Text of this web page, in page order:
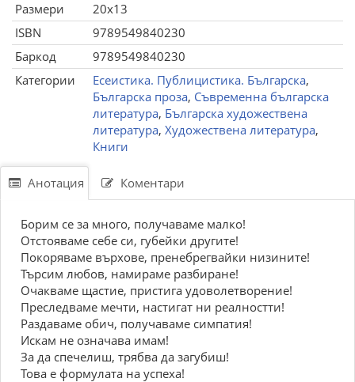
Размери
20x13
ISBN
9789549840230
Баркод
9789549840230
Категории
Есеистика. Публицистика. Българска,
Българска проза, Съвременна българска
литература, Българска художествена
литература, Художествена литература,
Книги
Анотация Коментари
Борим се за много, получаваме малко!
Отстояваме себе си, губейки другите!
Покоряваме върхове, пренебрегвайки низините!
Търсим любов, намираме разбиране!
Очакваме щастие, пристига удоволетворение!
Преследваме мечти, настигат ни реалностти!
Раздаваме обич, получаваме симпатия!
Искам не означава имам!
За да спечелиш, трябва да загубиш!
Това е формулата на успеха!